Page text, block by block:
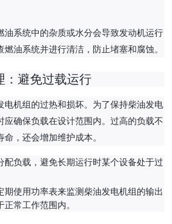
油系统中的杂质或水分会导致发动机运行
油系统并进行清洁，防止堵塞和腐蚀。
：避免过载运行
电机组的过热和损坏。为了保持柴油发电
应确保负载在设计范围内。过高的负载不
，还会增加维护成本。
配负载，避免长期运行时某个设备处于过
期使用功率表来监测柴油发电机组的输出
常工作范围内。